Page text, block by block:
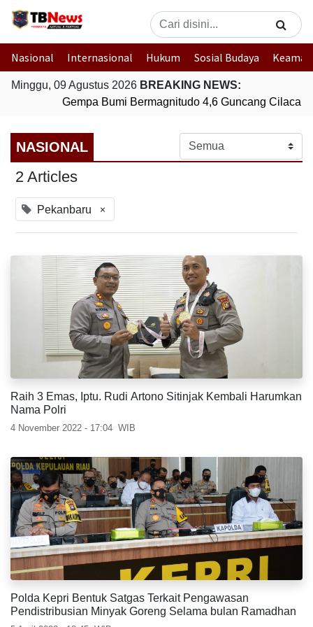
Nasional Internasional Hukum Sosial Budaya
Minggu, 09 Agustus 2026 BREAKING NEWS:
Gempa Bumi Bermagnitudo 4,6 Guncang Cilacap,
NASIONAL
2 Articles
Pekanbaru ×
Raih 3 Emas, Iptu. Rudi Artono Sitinjak Kembali Harumkan
Nama Polri
4 November 2022 - 17:04 WIB
Polda Kepri Bentuk Satgas Terkait Pengawasan
Pendistribusian Minyak Goreng Selama bulan Ramadhan